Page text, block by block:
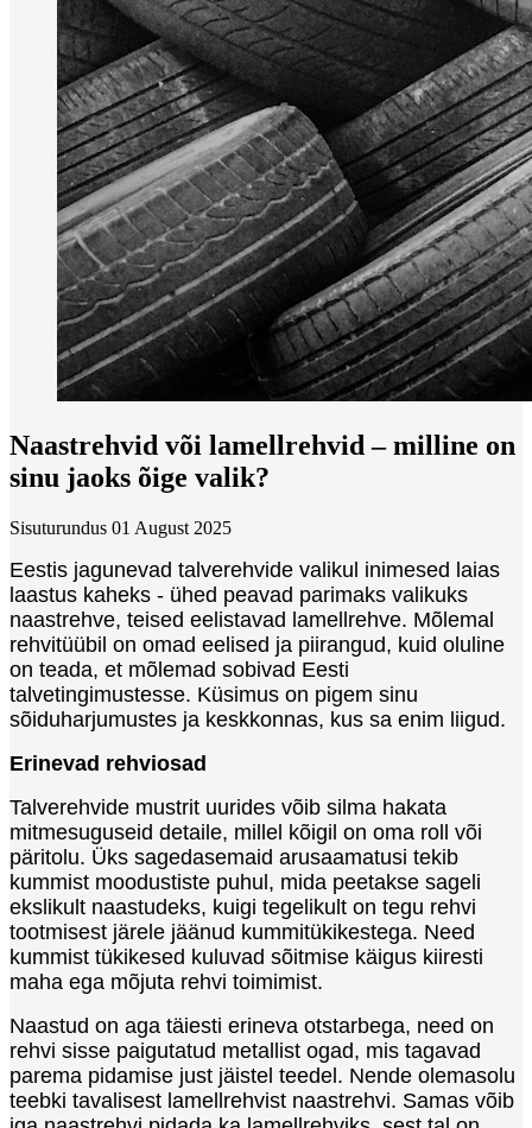
Naastrehvid või lamellrehvid – milline on
sinu jaoks õige valik?
Sisuturundus 01 August 2025
Eestis jagunevad talverehvide valikul inimesed laias
laastus kaheks - ühed peavad parimaks valikuks
naastrehve, teised eelistavad lamellrehve. Mõlemal
rehvitüübil on omad eelised ja piirangud, kuid oluline
on teada, et mõlemad sobivad Eesti
talvetingimustesse. Küsimus on pigem sinu
sõiduharjumustes ja keskkonnas, kus sa enim liigud.
Erinevad rehviosad
Talverehvide mustrit uurides võib silma hakata
mitmesuguseid detaile, millel kõigil on oma roll või
päritolu. Üks sagedasemaid arusaamatusi tekib
kummist moodustiste puhul, mida peetakse sageli
ekslikult naastudeks, kuigi tegelikult on tegu rehvi
tootmisest järele jäänud kummitükikestega. Need
kummist tükikesed kuluvad sõitmise käigus kiiresti
maha ega mõjuta rehvi toimimist.
Naastud on aga täiesti erineva otstarbega, need on
rehvi sisse paigutatud metallist ogad, mis tagavad
parema pidamise just jäistel teedel. Nende olemasolu
teebki tavalisest lamellrehvist naastrehvi. Samas võib